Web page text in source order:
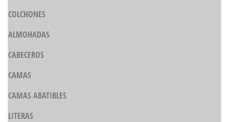
COLCHONES
ALMOHADAS
CABECEROS
CAMAS
CAMAS ABATIBLES
LITERAS